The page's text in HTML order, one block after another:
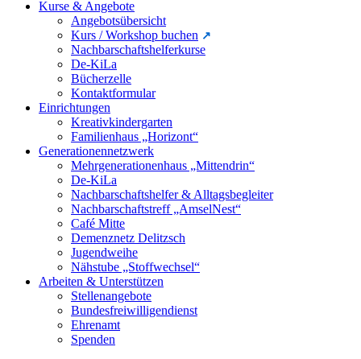
Kurse & Angebote
Angebotsübersicht
Kurs / Workshop buchen
Nachbarschaftshelferkurse
De-KiLa
Bücherzelle
Kontaktformular
Einrichtungen
Kreativkindergarten
Familienhaus „Horizont“
Generationennetzwerk
Mehrgenerationenhaus „Mittendrin“
De-KiLa
Nachbarschaftshelfer & Alltagsbegleiter
Nachbarschaftstreff „AmselNest“
Café Mitte
Demenznetz Delitzsch
Jugendweihe
Nähstube „Stoffwechsel“
Arbeiten & Unterstützen
Stellenangebote
Bundesfreiwilligendienst
Ehrenamt
Spenden